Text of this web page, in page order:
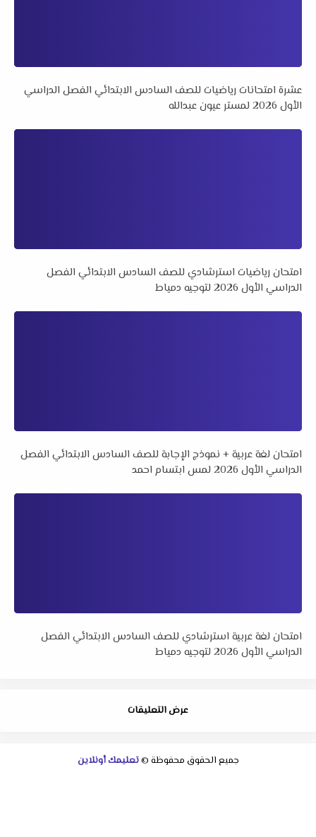
عشرة امتحانات رياضيات للصف السادس الابتدائي الفصل الدراسي
الأول 2026 لمستر عيون عبدالله
امتحان رياضيات استرشادي للصف السادس الابتدائي الفصل
الدراسي الأول 2026 لتوجيه دمياط
امتحان لغة عربية + نموذج الإجابة للصف السادس الابتدائي الفصل
الدراسي الأول 2026 لمس ابتسام احمد
امتحان لغة عربية استرشادي للصف السادس الابتدائي الفصل
الدراسي الأول 2026 لتوجيه دمياط
عرض التعليقات
جميع الحقوق محفوظة ©تعليمك أونلاين